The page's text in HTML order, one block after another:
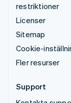
restriktioner
Licenser
Sitemap
Cookie-
Fler resurser
Support